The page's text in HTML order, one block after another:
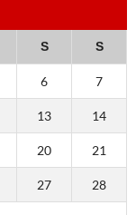
S S
6 7
13 14
20 21
27 28